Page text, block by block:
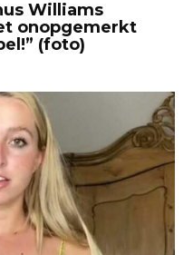
Williams
onopgemerkt
(foto)